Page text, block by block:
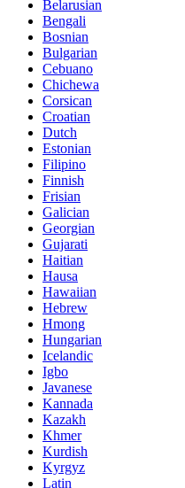
Belarusian
Bengali
Bosnian
Bulgarian
Cebuano
Chichewa
Corsican
Croatian
Dutch
Estonian
Filipino
Finnish
Frisian
Galician
Georgian
Gujarati
Haitian
Hausa
Hawaiian
Hebrew
Hmong
Hungarian
Icelandic
Igbo
Javanese
Kannada
Kazakh
Khmer
Kurdish
Kyrgyz
Latin